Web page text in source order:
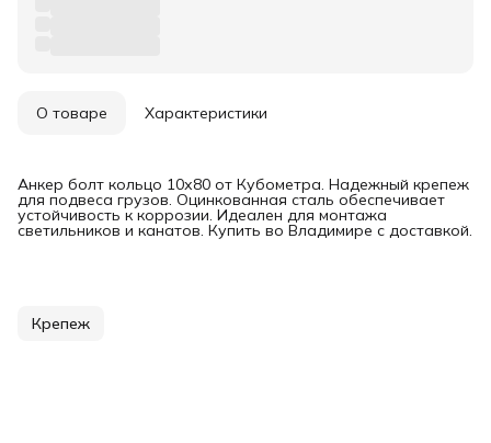
О товаре Характеристики
Анкер болт кольцо 10х80 от Кубометра. Надежный крепеж
для подвеса грузов. Оцинкованная сталь обеспечивает
устойчивость к коррозии. Идеален для монтажа
светильников и канатов. Купить во Владимире с доставкой.
Крепеж